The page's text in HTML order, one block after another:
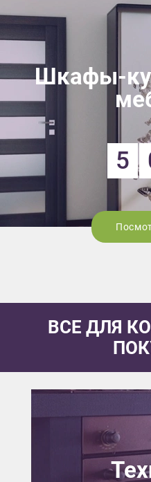
Шкафы-
5
ВСЕ ДЛЯ